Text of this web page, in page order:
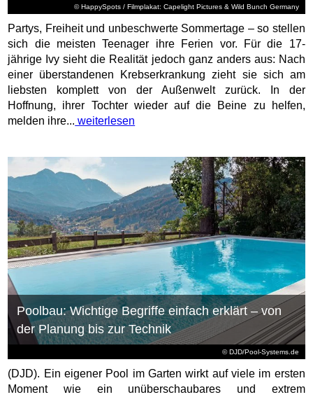
© HappySpots / Filmplakat: Capelight Pictures & Wild Bunch Germany
Partys, Freiheit und unbeschwerte Sommertage – so stellen
sich die meisten Teenager ihre Ferien vor. Für die 17-
jährige Ivy sieht die Realität jedoch ganz anders aus: Nach
einer überstandenen Krebserkrankung zieht sie sich am
liebsten komplett von der Außenwelt zurück. In der
Hoffnung, ihrer Tochter wieder auf die Beine zu helfen,
melden ihre... weiterlesen
© DJD/Pool-Systems.de
Poolbau: Wichtige Begriffe einfach erklärt – von
der Planung bis zur Technik
(DJD). Ein eigener Pool im Garten wirkt auf viele im ersten
Moment wie ein unüberschaubares und extrem